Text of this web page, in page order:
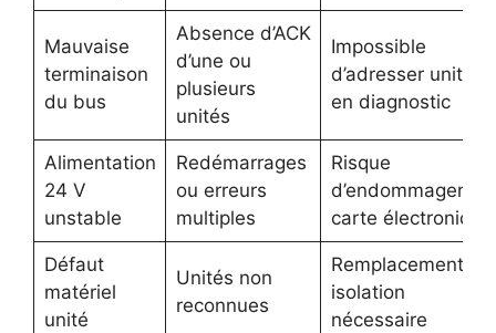
Mauvaise
terminaison
du bus
Absence d’ACK
d’une ou
plusieurs
unités
Impossible
d’adresser unités
en diagnostic
Alimentation
24 V
unstable
Redémarrages
ou erreurs
multiples
Risque
carte électronique
Défaut
matériel
unité
Unités non
reconnues
Remplacement ou
isolation
nécessaire